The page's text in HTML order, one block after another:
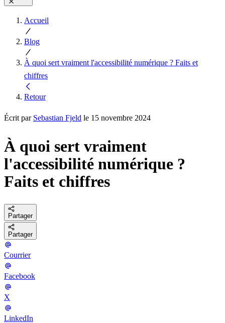
Accueil
Blog
À quoi sert vraiment l'accessibilité numérique ? Faits et
chiffres
Retour
Écrit par Sebastian Fjeld le 15 novembre 2024
À quoi sert vraiment
l'accessibilité numérique ?
Faits et chiffres
Partager
Partager
Courrier
Facebook
X
LinkedIn